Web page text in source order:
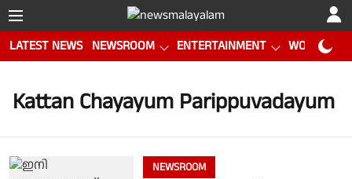
LATEST NEWS NEWSROOM ENTERTAINMENT WORLD CUP
Kattan Chayayum Parippuvadayum
NEWSROOM